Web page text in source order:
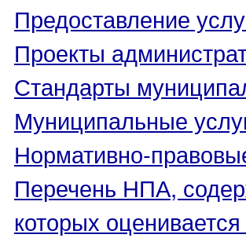
Предоставление
Проекты
Стандарты
Муниципальные
Нормативно-
Перечень НПА,
которых